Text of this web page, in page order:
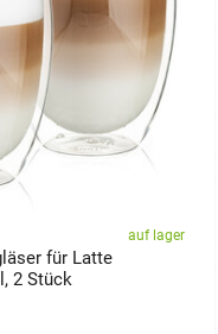
auf lager
für Latte
2 Stück